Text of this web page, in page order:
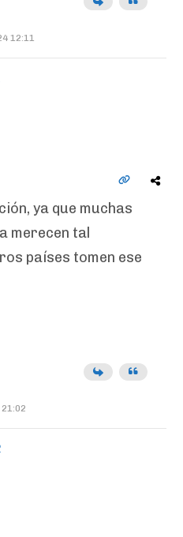
12:11
ya que muchas
merecen tal
países tomen ese